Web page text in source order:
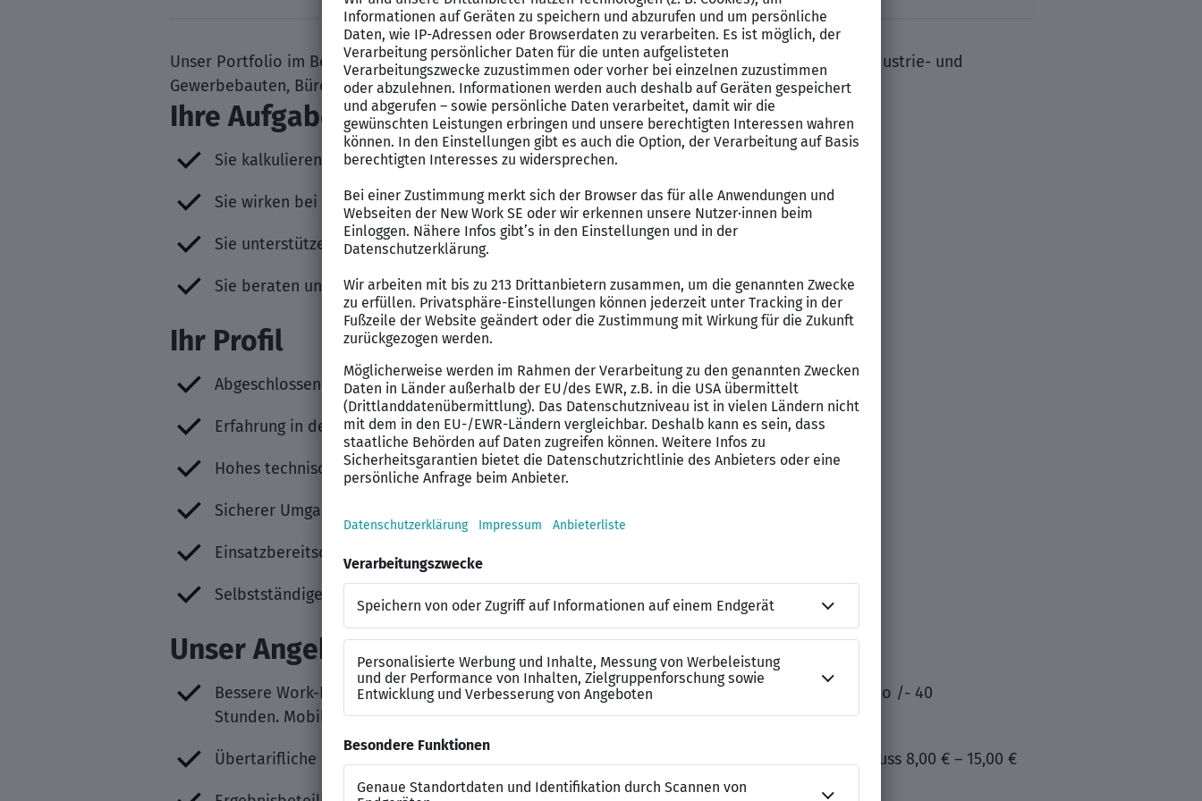
Unser Portfolio im BereichSchlüsselfertigbau umfasst u. a. die schlüsselfertige Erstellung von Industrie- und
Gewerbebauten, Büro- und Verwaltungsgebäuden sowie Sonderbauten.
Ihre Aufgaben
Sie kalkulieren eigenverantwortlich Schlüsselfertigbauprojekte
Sie wirken bei der Projektauswahl und Akquise mit
Sie unterstützen bei Auftragsverhandlungen
Sie beraten und unterstützen unsere Kunden in technischen Fragen
Ihr Profil
Abgeschlossenes Studium zum Bauingenieur (m/w/d) oder Architekt (m/w/d)
Erfahrung in der Kalkulation von Projekten im Schlüsselfertigbau
Hohes technisches Verständnis und Marktpreiskenntnis von NU-Leistungen
Sicherer Umgang mit bauspezifischer Software (z. B. RIB iTWO)
Einsatzbereitschaft, Ideenreichtum und Flexibilität
Selbstständiges und zielstrebiges Arbeiten sowie kooperatives Verhalten im Team
Unser Angebot
Bessere Work-Life-Balance durch Vertrauensarbeitszeit in Kombination mit Arbeitszeitkonto /- 40
Stunden. Mobiles Arbeiten möglich
Übertarifliche Leistungen z. B. 13. Monatseinkommen, Auslösung 45,00 €, Verpflegungszuschuss 8,00 € – 15,00 €